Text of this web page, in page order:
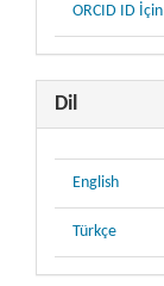
ORCID ID İçin
Dil
English
Türkçe